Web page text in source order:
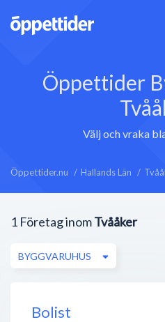
Öppettider
Välj och vraka
Öppettider.nu Hallands Län
1 Företag inomTvååker
BYGGVARUHUS
Bolist